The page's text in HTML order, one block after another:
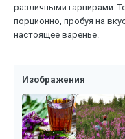
различными гарнирами.
порционно, пробуя на
настоящее варенье.
Изображения